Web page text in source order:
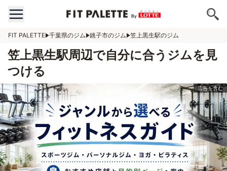
FIT PALETTE 千葉県のジム 銚子市のジム 笠上黒生駅のジム
笠上黒生駅周辺で自分に合うジムを見
つける